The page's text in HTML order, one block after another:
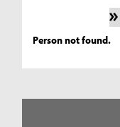
Person not found.